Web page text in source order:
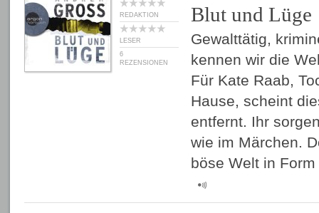
REDAKTION
LESER
6
REZENSIONEN
Blut und Lüge
Gewalttätig,
kennen wir die
Für Kate Raab,
Hause, scheint
entfernt. Ihr
wie im Märchen.
böse Welt in